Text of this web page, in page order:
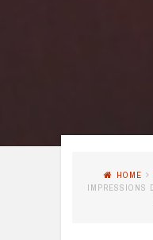
HOME
IMPRESSIONS